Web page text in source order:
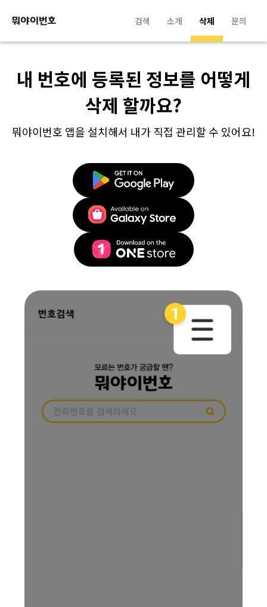
검색 소개 삭제 문의
내 번호에 등록된 정보를 어떻게
삭제 할까요?
뭐야이번호 앱을 설치해서 내가 직접 관리할 수 있어요!